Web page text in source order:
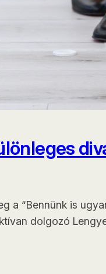
a “Bennünk is
dolgozó